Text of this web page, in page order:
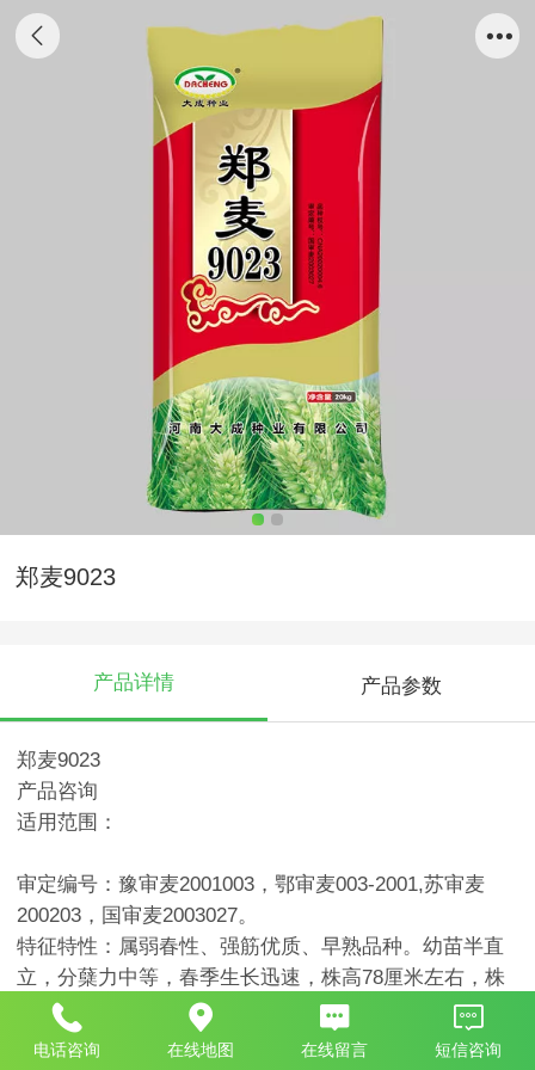
郑麦9023
产品详情 产品参数
郑麦9023
产品咨询
适用范围：
审定编号：豫审麦2001003，鄂审麦003-2001,苏审麦
200203，国审麦2003027。
特征特性：属弱春性、强筋优质、早熟品种。幼苗半直
立，分蘖力中等，春季生长迅速，株高78厘米左右，株
型紧凑直立，穗层整齐，落黄较好。穗纺锤形，长芒，
白壳，硬质白粒，亩穗数40万穗左右，穗粒数32粒左
电话咨询 在线地图 在线留言 短信咨询